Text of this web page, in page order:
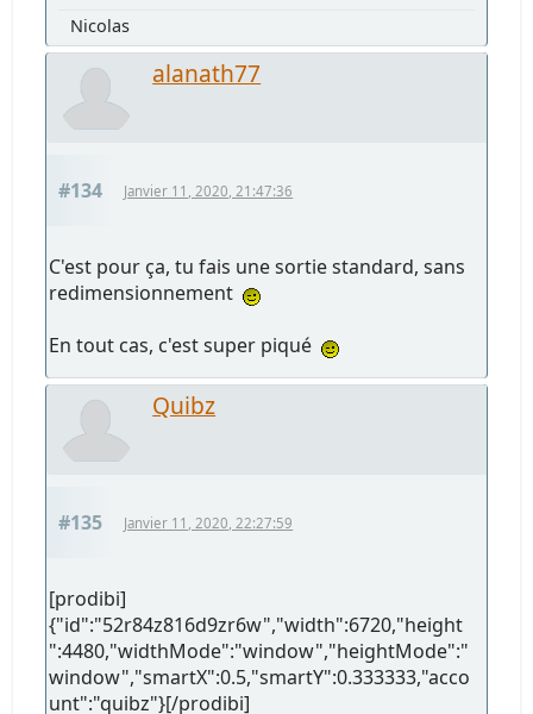
Nicolas
alanath77
#134 Janvier 11, 2020, 21:47:36
C'est pour ça, tu fais une sortie standard, sans
redimensionnement
En tout cas, c'est super piqué
Quibz
#135 Janvier 11, 2020, 22:27:59
[prodibi]
{"id":"52r84z816d9zr6w","width":6720,"height
":4480,"widthMode":"window","heightMode":"
window","smartX":0.5,"smartY":0.333333,"acco
unt":"quibz"}[/prodibi]